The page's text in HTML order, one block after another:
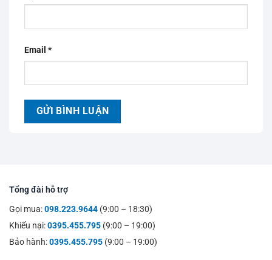
Email *
Tổng đài hỗ trợ
Gọi mua:098.223.9644 (9:00 – 18:30)
Khiếu nại:0395.455.795 (9:00 – 19:00)
Bảo hành:0395.455.795 (9:00 – 19:00)